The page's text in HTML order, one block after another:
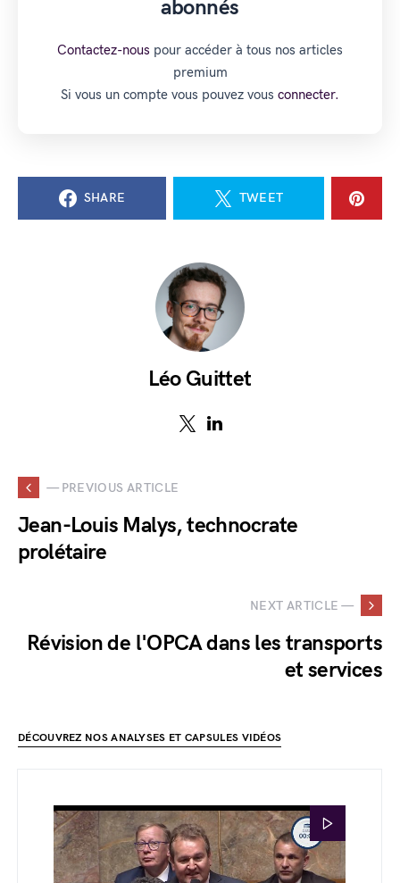
abonnés
Contactez-nous pour accéder à tous nos articles
premium
Si vous un compte vous pouvez vous connecter.
SHARE TWEET
Léo Guittet
— PREVIOUS ARTICLE
Jean-Louis Malys, technocrate
prolétaire
NEXT ARTICLE —
Révision de l'OPCA dans les transports
et services
DÉCOUVREZ NOS ANALYSES ET CAPSULES VIDÉOS